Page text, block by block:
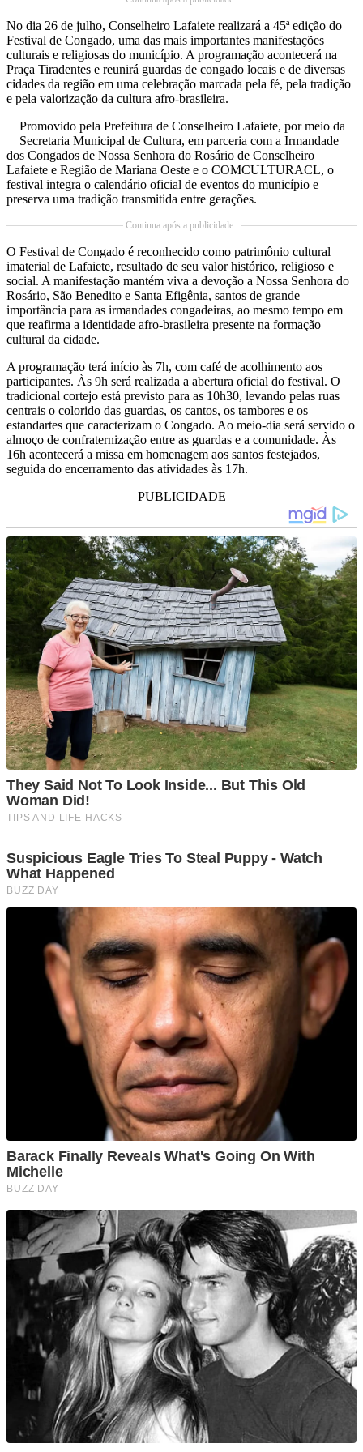
No dia 26 de julho, Conselheiro Lafaiete realizará a 45ª edição do
Festival de Congado, uma das mais importantes manifestações
culturais e religiosas do município. A programação acontecerá na
Praça Tiradentes e reunirá guardas de congado locais e de diversas
cidades da região em uma celebração marcada pela fé, pela tradição
e pela valorização da cultura afro-brasileira.
Promovido pela Prefeitura de Conselheiro Lafaiete, por meio da
Secretaria Municipal de Cultura, em parceria com a Irmandade
dos Congados de Nossa Senhora do Rosário de Conselheiro
Lafaiete e Região de Mariana Oeste e o COMCULTURACL, o
festival integra o calendário oficial de eventos do município e
preserva uma tradição transmitida entre gerações.
Continua após a publicidade..
O Festival de Congado é reconhecido como patrimônio cultural
imaterial de Lafaiete, resultado de seu valor histórico, religioso e
social. A manifestação mantém viva a devoção a Nossa Senhora do
Rosário, São Benedito e Santa Efigênia, santos de grande
importância para as irmandades congadeiras, ao mesmo tempo em
que reafirma a identidade afro-brasileira presente na formação
cultural da cidade.
A programação terá início às 7h, com café de acolhimento aos
participantes. Às 9h será realizada a abertura oficial do festival. O
tradicional cortejo está previsto para as 10h30, levando pelas ruas
centrais o colorido das guardas, os cantos, os tambores e os
estandartes que caracterizam o Congado. Ao meio-dia será servido o
almoço de confraternização entre as guardas e a comunidade. Às
16h acontecerá a missa em homenagem aos santos festejados,
seguida do encerramento das atividades às 17h.
PUBLICIDADE